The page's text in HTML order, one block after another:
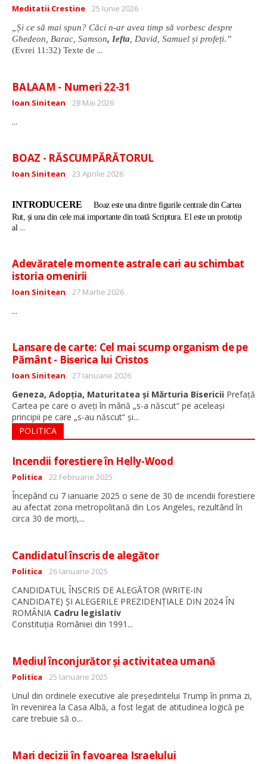
Detalii
Meditatii Crestine 25 Iunie 2026
„Și ce să mai spun? Căci n-ar avea timp să vorbesc despre
Ghedeon, Barac, Samson, Iefta , David, Samuel și profeți.”
(Evrei 11:32) Texte de ...
BALAAM - Numeri 22-31
Detalii
Ioan Sinitean 28 Mai 2026
...
BOAZ - RĂSCUMPĂRĂTORUL
Detalii
Ioan Sinitean 23 Aprilie 2026
INTRODUCERE
Boaz este una dintre figurile centrale din Cartea
Rut, și una din cele mai importante din toată Scriptura. El este un prototip
al ...
Adevăratele momente astrale cari au schimbat
istoria omenirii
Detalii
Ioan Sinitean 27 Martie 2026
...
Lansare de carte: Cel mai scump organism de pe
Pământ - Biserica lui Cristos
Detalii
Ioan Sinitean 27 Ianuarie 2026
Geneza, Adopția, Maturitatea și Mărturia Bisericii Prefață
Cartea pe care o aveți în mână „s-a născut“ pe aceleași
principii pe care „s-au născut“ și...
POLITICA
Incendii forestiere în Helly-Wood
Detalii
Politica 22 Februarie 2025
Începând cu 7 ianuarie 2025 o serie de 30 de incendii forestiere
au afectat zona metropolitană din Los Angeles, rezultând în
circa 30 de morți,...
Candidatul înscris de alegător
Detalii
Politica 26 Ianuarie 2025
CANDIDATUL ÎNSCRIS DE ALEGĂTOR (WRITE-IN
CANDIDATE) ȘI ALEGERILE PREZIDENȚIALE DIN 2024 ÎN
ROMÂNIA Cadru legislativ
Constituția României din 1991 ...
Mediul înconjurător și activitatea umană
Detalii
Politica 25 Ianuarie 2025
Unul din ordinele executive ale președintelui Trump în prima zi,
în revenirea la Casa Albă, a fost legat de atitudinea logică pe
care trebuie să o...
Mari decizii în favoarea Israelului